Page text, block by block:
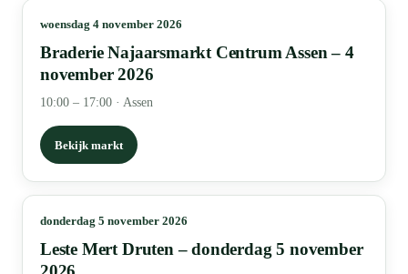
woensdag 4 november 2026
Braderie Najaarsmarkt Centrum Assen – 4
november 2026
10:00 – 17:00 · Assen
Bekijk markt
donderdag 5 november 2026
Leste Mert Druten – donderdag 5 november